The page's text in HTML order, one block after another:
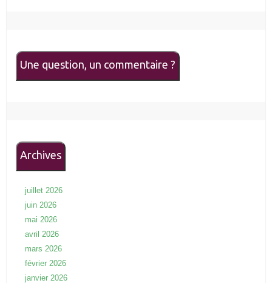
Une question, un commentaire ?
Archives
juillet 2026
juin 2026
mai 2026
avril 2026
mars 2026
février 2026
janvier 2026